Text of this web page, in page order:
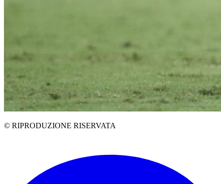
© RIPRODUZIONE RISERVATA